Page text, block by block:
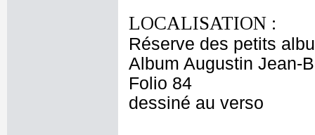
LOCALISATION :
Réserve des petits
Album Augustin Jean-
Folio 84
dessiné au verso